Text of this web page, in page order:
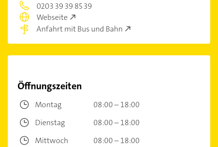
0203 39 39 85 39
Webseite
Anfahrt mit Bus und Bahn
Öffnungszeiten
Montag
08:00 – 18:00
Dienstag
08:00 – 18:00
Mittwoch
08:00 – 18:00